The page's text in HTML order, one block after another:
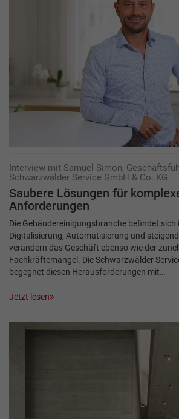
Interview mit Samuel Simon,
Schwarzwälder Service GmbH & Co. KG
Saubere Lösungen für
Anforderungen
Die Gebäudereinigungsbranche befindet sich
Digitalisierung, Automatisierung und
verändern das Geschäft ebenso wie der
Fachkräftemangel. Die Schwarzwälder
begegnet diesen Herausforderungen mit…
Jetzt lesen